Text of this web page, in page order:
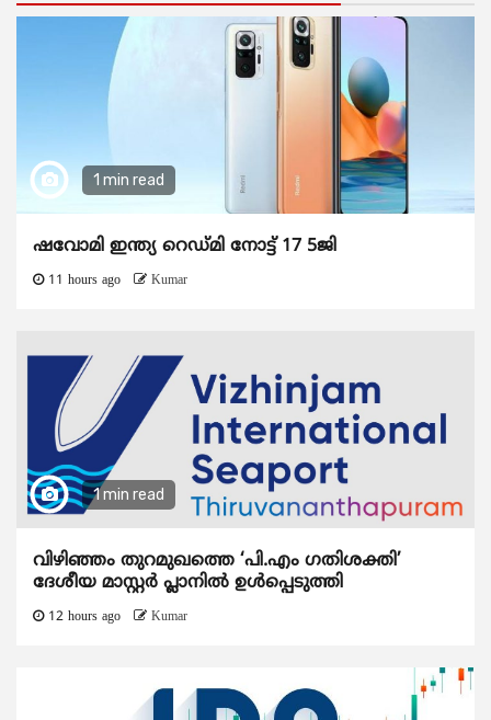
1 min read
ഷവോമി ഇന്ത്യ റെഡ്മി നോട്ട് 17 5ജി
11 hours ago Kumar
1 min read
വിഴിഞ്ഞം തുറമുഖത്തെ ‘പി.എം ഗതിശക്തി’
ദേശീയ മാസ്റ്റർ പ്ലാനിൽ ഉൾപ്പെടുത്തി
12 hours ago Kumar